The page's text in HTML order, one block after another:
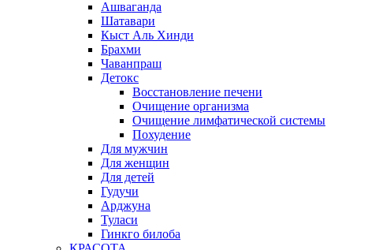
Ашваганда
Шатавари
Кыст Аль Хинди
Брахми
Чаванпраш
Детокс
Восстановление печени
Очищение организма
Очищение лимфатической системы
Похудение
Для мужчин
Для женщин
Для детей
Гудучи
Арджуна
Туласи
Гинкго билоба